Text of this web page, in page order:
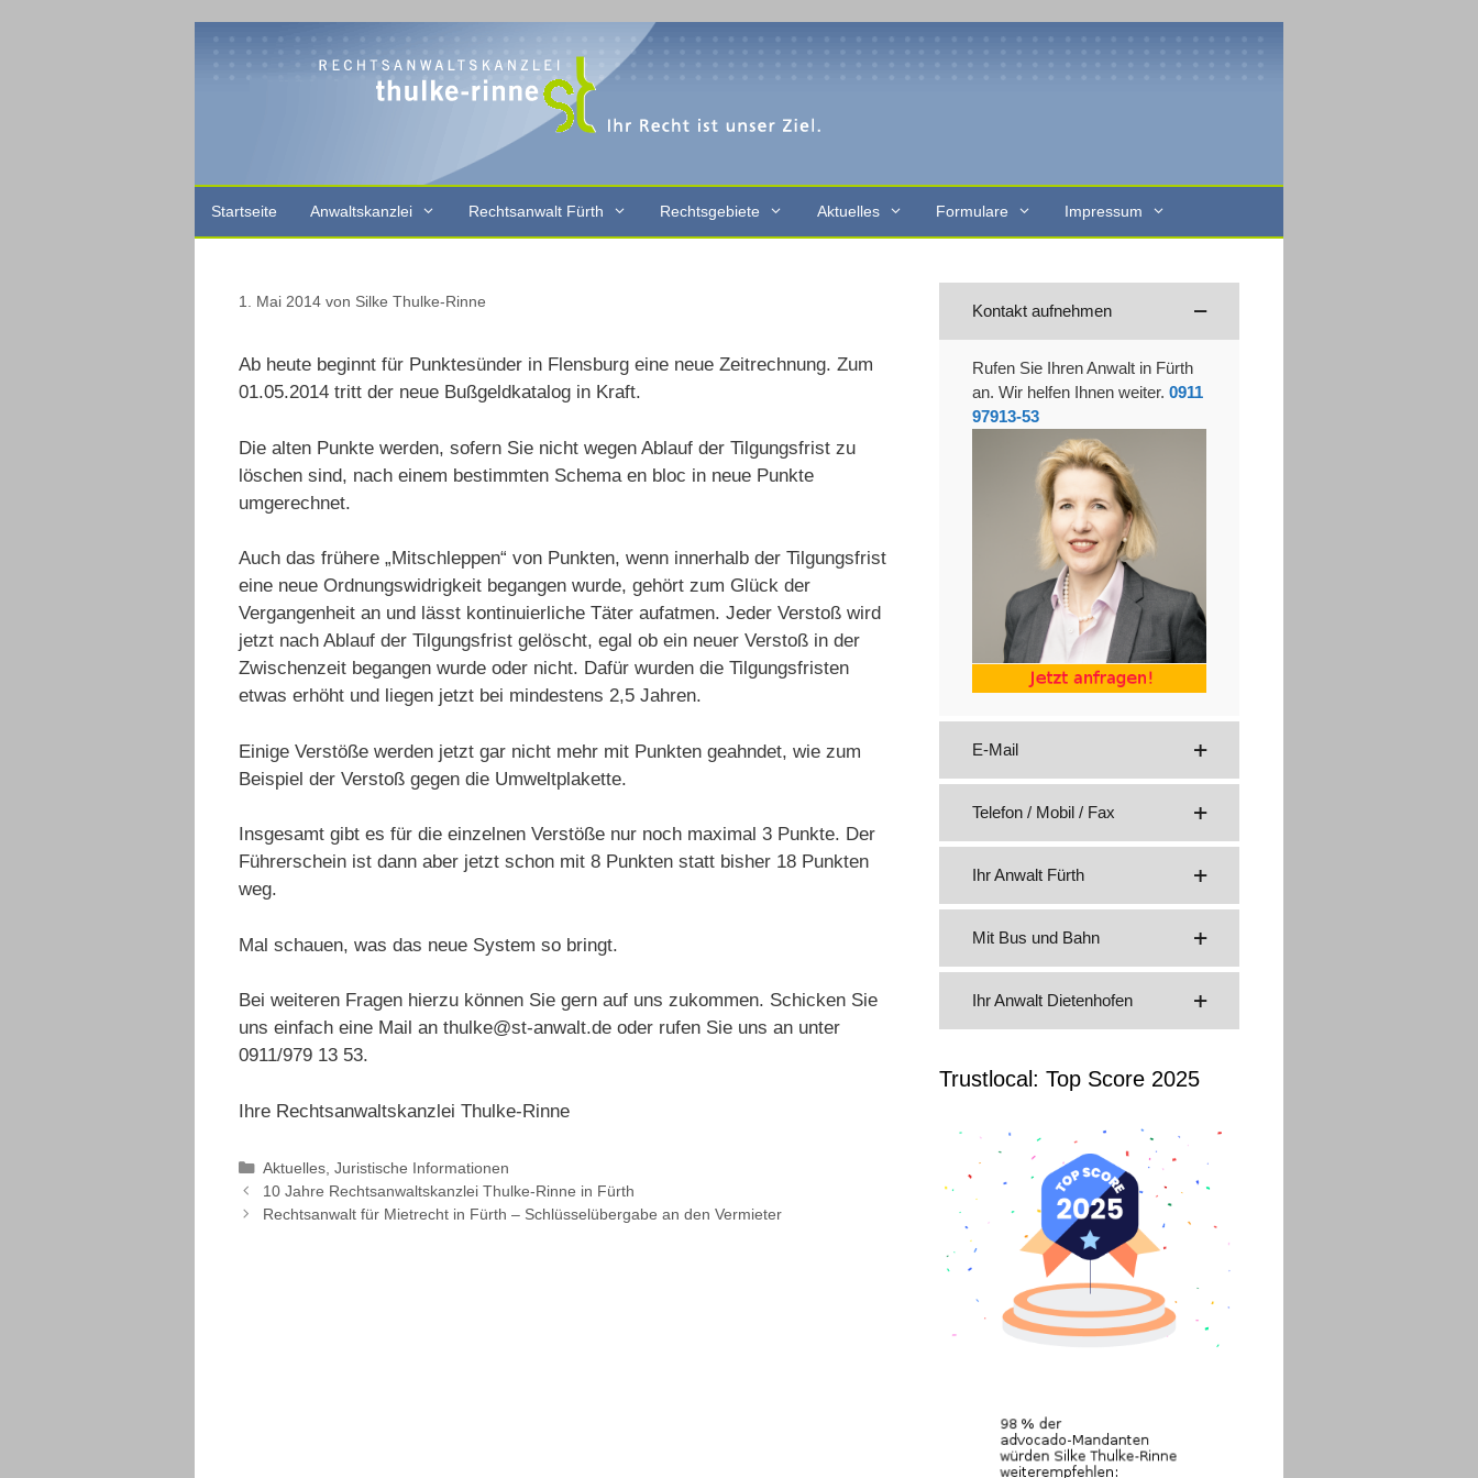
Startseite Anwaltskanzlei Rechtsanwalt Fürth Rechtsgebiete Aktuelles Formulare Impressum
1. Mai 2014 von Silke Thulke-Rinne
Ab heute beginnt für Punktesünder in Flensburg eine neue Zeitrechnung. Zum
01.05.2014 tritt der neue Bußgeldkatalog in Kraft.
Die alten Punkte werden, sofern Sie nicht wegen Ablauf der Tilgungsfrist zu
löschen sind, nach einem bestimmten Schema en bloc in neue Punkte
umgerechnet.
Auch das frühere „Mitschleppen“ von Punkten, wenn innerhalb der Tilgungsfrist
eine neue Ordnungswidrigkeit begangen wurde, gehört zum Glück der
Vergangenheit an und lässt kontinuierliche Täter aufatmen. Jeder Verstoß wird
jetzt nach Ablauf der Tilgungsfrist gelöscht, egal ob ein neuer Verstoß in der
Zwischenzeit begangen wurde oder nicht. Dafür wurden die Tilgungsfristen
etwas erhöht und liegen jetzt bei mindestens 2,5 Jahren.
Einige Verstöße werden jetzt gar nicht mehr mit Punkten geahndet, wie zum
Beispiel der Verstoß gegen die Umweltplakette.
Insgesamt gibt es für die einzelnen Verstöße nur noch maximal 3 Punkte. Der
Führerschein ist dann aber jetzt schon mit 8 Punkten statt bisher 18 Punkten
weg.
Mal schauen, was das neue System so bringt.
Bei weiteren Fragen hierzu können Sie gern auf uns zukommen. Schicken Sie
uns einfach eine Mail an thulke@st-anwalt.de oder rufen Sie uns an unter
0911/979 13 53.
Ihre Rechtsanwaltskanzlei Thulke-Rinne
Kategorien
Aktuelles, Juristische Informationen
10 Jahre Rechtsanwaltskanzlei Thulke-Rinne in Fürth
Rechtsanwalt für Mietrecht in Fürth – Schlüsselübergabe an den Vermieter
Kontakt aufnehmen
Rufen Sie Ihren Anwalt in Fürth
an. Wir helfen Ihnen weiter. 0911
97913-53
E-Mail
Telefon / Mobil / Fax
Ihr Anwalt Fürth
Mit Bus und Bahn
Ihr Anwalt Dietenhofen
Trustlocal: Top Score 2025